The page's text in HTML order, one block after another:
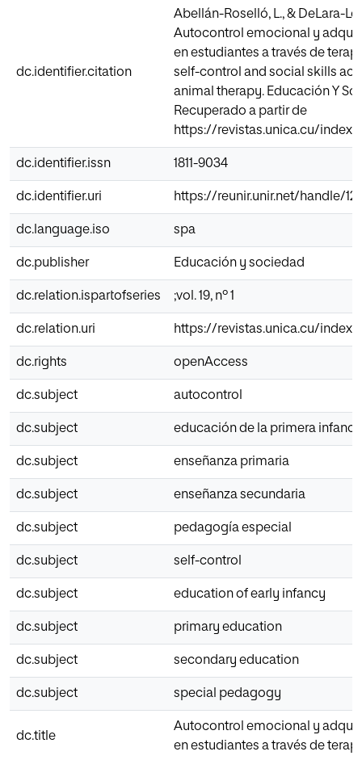
dc.identifier.citation
Abellán-Roselló, L., & DeLara-
Autocontrol emocional y
en estudiantes a través de
self-control and social skills
animal therapy. Educación Y
Recuperado a partir de
https://revistas.unica.cu/
dc.identifier.issn 1811-9034
dc.identifier.uri https://reunir.unir.net/handle/
dc.language.iso spa
dc.publisher Educación y sociedad
dc.relation.ispartofseries ;vol. 19, nº 1
dc.relation.uri https://revistas.unica.cu/
dc.rights openAccess
dc.subject autocontrol
dc.subject educación de la primera
dc.subject enseñanza primaria
dc.subject enseñanza secundaria
dc.subject pedagogía especial
dc.subject self-control
dc.subject education of early infancy
dc.subject primary education
dc.subject secondary education
dc.subject special pedagogy
dc.title
Autocontrol emocional y
en estudiantes a través de